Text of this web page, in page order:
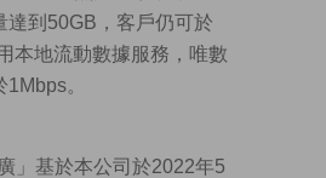
達到50GB，客戶仍可於
本地流動數據服務，唯數
。
」基於本公司於2022年5